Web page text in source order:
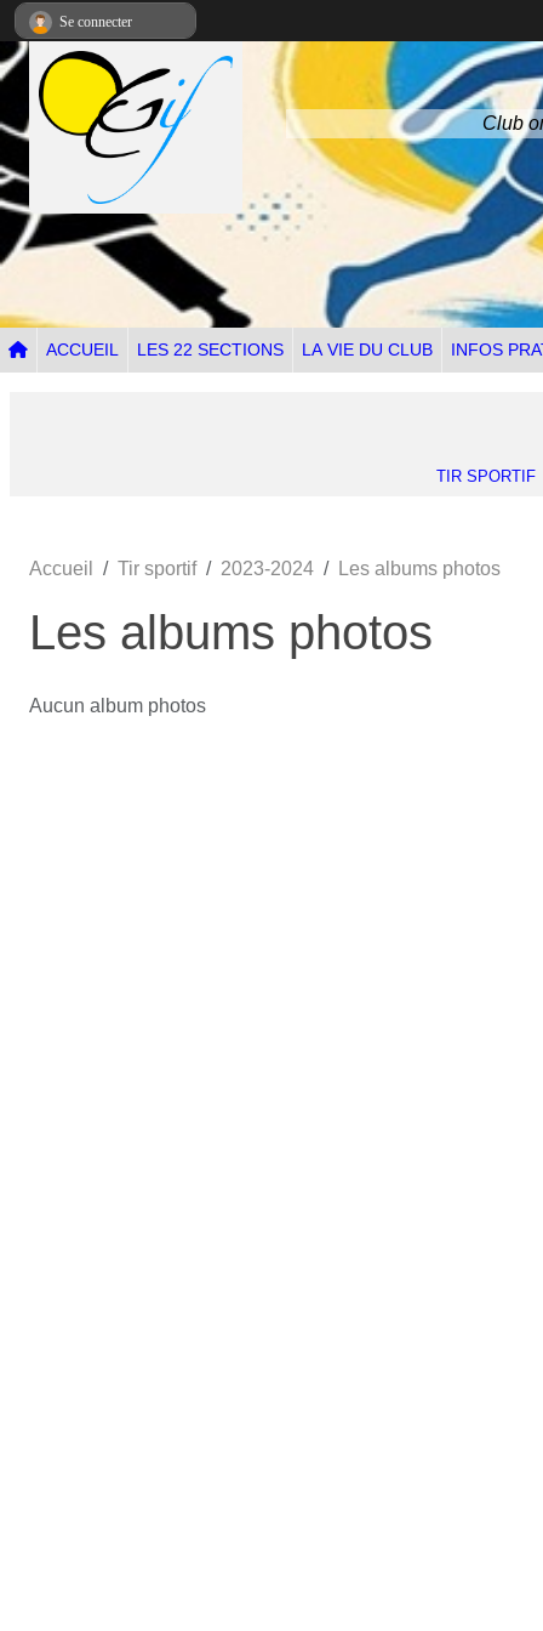
Club
ACCUEIL LES 22 SECTIONS LA VIE DU CLUB INFOS
TIR SPORTIF
Accueil Tir sportif 2023-2024 Les albums photos
Les albums photos
Aucun album photos
Se connecter
Panneau de gestion des cookies